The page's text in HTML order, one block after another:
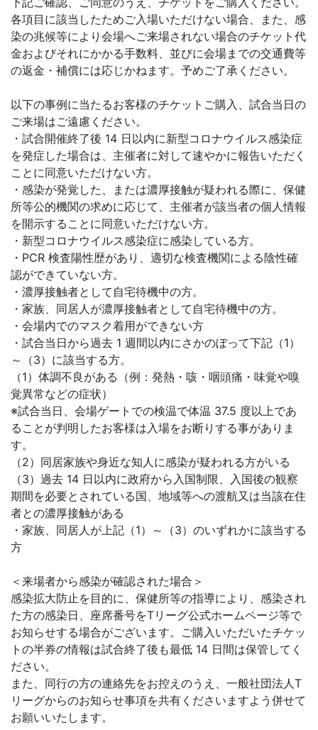
各項目に該当したためご入場いただけない場合、また、感
染の兆候等により会場へご来場されない場合のチケット代
金およびそれにかかる手数料、並びに会場までの交通費等
の返金・補償には応じかねます。予めご了承ください。
以下の事例に当たるお客様のチケットご購入、試合当日の
ご来場はご遠慮ください。
・試合開催終了後 14 日以内に新型コロナウイルス感染症
を発症した場合は、主催者に対して速やかに報告いただく
ことに同意いただけない方。
・感染が発覚した、または濃厚接触が疑われる際に、保健
所等公的機関の求めに応じて、主催者が該当者の個人情報
を開示することに同意いただけない方。
・新型コロナウイルス感染症に感染している方。
・PCR 検査陽性歴があり、適切な検査機関による陰性確
認ができていない方。
・濃厚接触者として自宅待機中の方。
・家族、同居人が濃厚接触者として自宅待機中の方。
・会場内でのマスク着用ができない方
・試合当日から過去 1 週間以内にさかのぼって下記（1）
～（3）に該当する方。
（1）体調不良がある（例：発熱・咳・咽頭痛・味覚や嗅
覚異常などの症状）
※試合当日、会場ゲートでの検温で体温 37.5 度以上であ
ることが判明したお客様は入場をお断りする事がありま
す。
（2）同居家族や身近な知人に感染が疑われる方がいる
（3）過去 14 日以内に政府から入国制限、入国後の観察
期間を必要とされている国、地域等への渡航又は当該在住
者との濃厚接触がある
・家族、同居人が上記（1）～（3）のいずれかに該当する
方
＜来場者から感染が確認された場合＞
感染拡大防止を目的に、保健所等の指導により、感染され
た方の感染日、座席番号をTリーグ公式ホームページ等で
お知らせする場合がございます。ご購入いただいたチケッ
トの半券の情報は試合終了後も最低 14 日間は保管してく
ださい。
また、同行の方の連絡先をお控えのうえ、一般社団法人T
リーグからのお知らせ事項を共有くださいますよう併せて
お願いいたします。